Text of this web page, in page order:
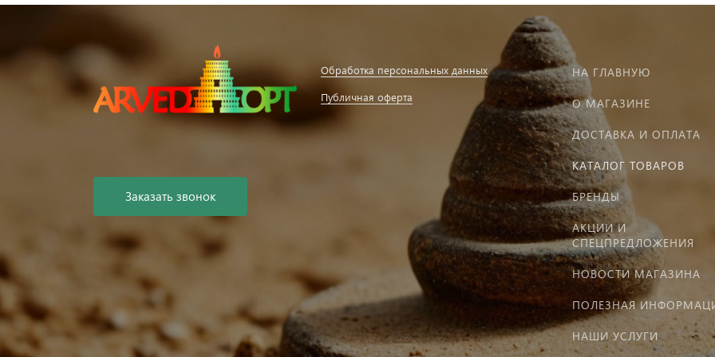
Заказать звонок
Обработка персональных данных
Публичная оферта
НА ГЛАВНУЮ
О МАГАЗИНЕ
ДОСТАВКА И ОПЛАТА
КАТАЛОГ ТОВАРОВ
БРЕНДЫ
АКЦИИ И
СПЕЦПРЕДЛОЖЕНИЯ
НОВОСТИ МАГАЗИНА
ПОЛЕЗНАЯ
НАШИ УСЛУГИ